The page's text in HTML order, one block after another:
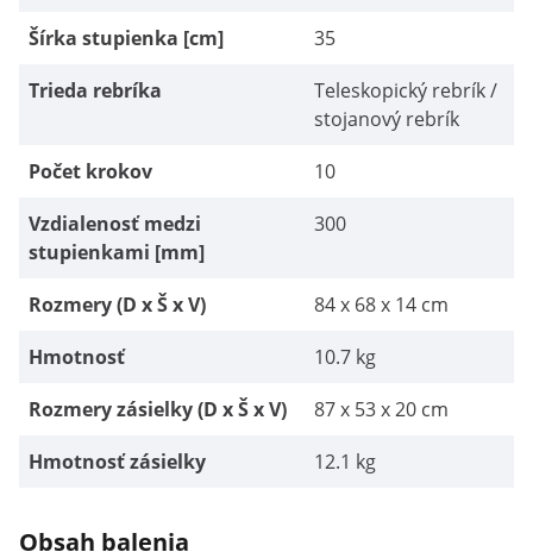
Šírka stupienka [cm]
35
Trieda rebríka
Teleskopický rebrík /
stojanový rebrík
Počet krokov
10
Vzdialenosť medzi
stupienkami [mm]
300
Rozmery (D x Š x V)
84 x 68 x 14 cm
Hmotnosť
10.7 kg
Rozmery zásielky (D x Š x V)
87 x 53 x 20 cm
Hmotnosť zásielky
12.1 kg
Obsah balenia